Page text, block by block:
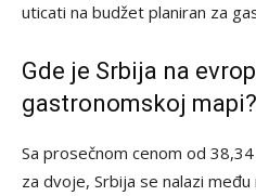
uticati na budžet planiran za
Gde je Srbija na
gastronomskoj mapi?
Sa prosečnom cenom od
za dvoje, Srbija se nalazi